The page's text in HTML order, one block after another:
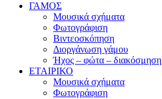
ΓΑΜΟΣ
Μουσικά σχήματα
Φωτογράφιση
Βιντεοσκόπηση
Διοργάνωση γάμου
Ήχος – φώτα – διακόσμηση
ΕΤΑΙΡΙΚΟ
Μουσικά σχήματα
Φωτογράφιση